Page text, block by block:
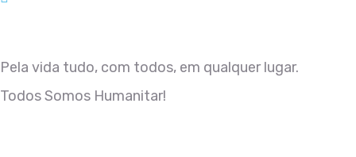
Pela vida tudo, com todos, em qualquer lugar.
Todos Somos Humanitar!